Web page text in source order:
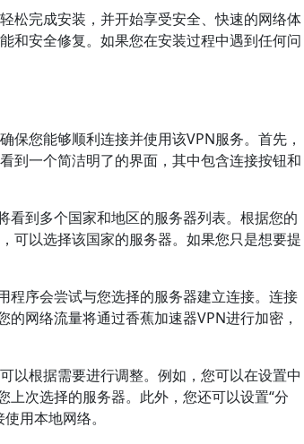
松完成安装，并开始享受安全、快速的网络体
和安全修复。如果您在安装过程中遇到任何问
保您能够顺利连接并使用该VPN服务。首先，
到一个简洁明了的界面，其中包含连接按钮和
看到多个国家和地区的服务器列表。根据您的
可以选择该国家的服务器。如果您只是想要提
程序会尝试与您选择的服务器建立连接。连接
网络流量将通过香蕉加速器VPN进行加密，
以根据需要进行调整。例如，您可以在设置中
上次选择的服务器。此外，您还可以设置“分
用本地网络。